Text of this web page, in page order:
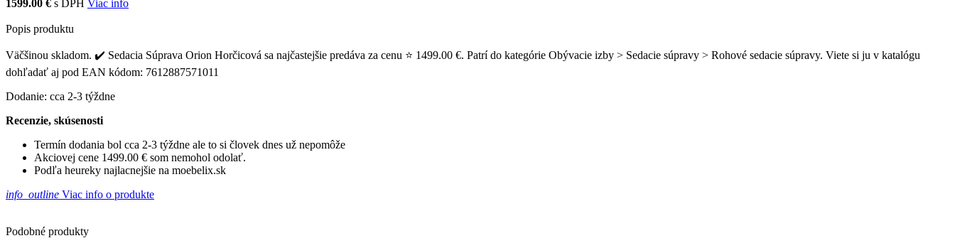
1599.00 € s DPH Viac info
Popis produktu
Väčšinou skladom. ✔️ Sedacia Súprava Orion Horčicová sa najčastejšie predáva za cenu ⭐ 1499.00 €. Patrí do kategórie Obývacie izby > Sedacie súpravy > Rohové sedacie súpravy. Viete si ju v katalógu
dohľadať aj pod EAN kódom: 7612887571011
Dodanie: cca 2-3 týždne
Recenzie, skúsenosti
Termín dodania bol cca 2-3 týždne ale to si človek dnes už nepomôže
Akciovej cene 1499.00 € som nemohol odolať.
Podľa heureky najlacnejšie na moebelix.sk
info_outline Viac info o produkte
Podobné produkty